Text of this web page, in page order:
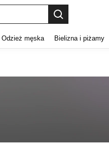
Odzież męska Bielizna i piżamy